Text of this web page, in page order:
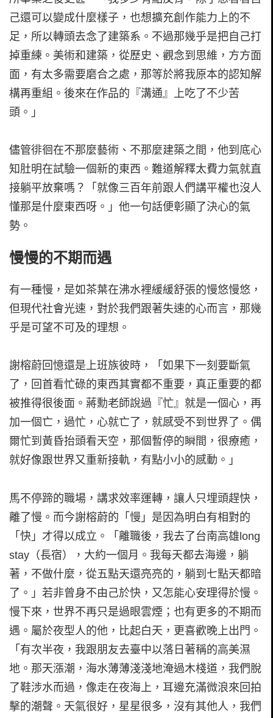
己還可以變成什麼樣子，也想擴充創作能力上的不
足，所以轉頭去念了建築系。不過那幾乎是把自己打
掉重練。美術和建築，從歷史、觀念到思維，方方面
面，有太多需要磨合之處，那等於將我原本的認知解
構再重組。後來在作品的『溝通』上吃了不少苦
頭。」
儘管徘徊在不那麼藝術、不那麼建築之間，他到底心
知肚明在試驗一個新的東西。難道解釋太費力氣就直
接躺平放棄嗎？「就像三百年前跟人們講平權也沒人
懂那是什麼東西呀。」他一句話便彰顯了決心的氣
勢。
慢慢的不期而遇
有一種慢，是如茶葉在沸水裡緩緩舒張的慢悠慢悠，
但現代社會光速，對於我們跟著失速的心而言，那幾
乎是可望不可及的理想。
謝榕蔚回憶還是上班族彼時，「如果下一刻要斷氣
了，回首看忙碌的東西其實都不重要，真正重要的都
被推得很後面。蔣勳老師說過『忙』就是一個心，再
加一個亡，過忙，心就亡了，就感受不到世界了。偶
爾忙到黃昏抬頭看天空，那個暫停的瞬間，很療癒，
就好像跟世界又重新接軌，有點小小的感動。」
馬不停蹄的職場，講求效率運轉，讓人只埋頭趕快，
離了慢。而今謝榕蔚的「慢」是因為明白有相對的
「快」才得以成立。「離職後，我去了台南高雄long
stay（長宿），大約一個月。我每天都去海邊，躺
著，不做什麼，從五點天還亮亮的，躺到七點天都暗
了。」若非曾身不由己於快，又怎能心安理得於慢。
慢下來，世界不再只是過眼雲煙；也有更多的不期而
遇。屬於夜型人的他，比起白天，更喜歡晚上出門。
「有次半夜，我跟朋友去臺中以落日著稱的高美濕
地。那天漲潮，海水薄薄淺淺地淹過木棧道，我們脫
了鞋涉水而過，像走在夜海上，耳邊充滿微浪來回拍
擊的潮聲。天氣很好，星星很多，沒有其他人，我們